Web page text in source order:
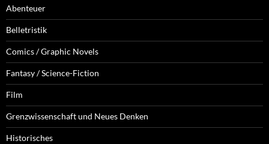
Abenteuer
Belletristik
Comics / Graphic Novels
Fantasy / Science-Fiction
Film
Grenzwissenschaft und Neues Denken
Historisches